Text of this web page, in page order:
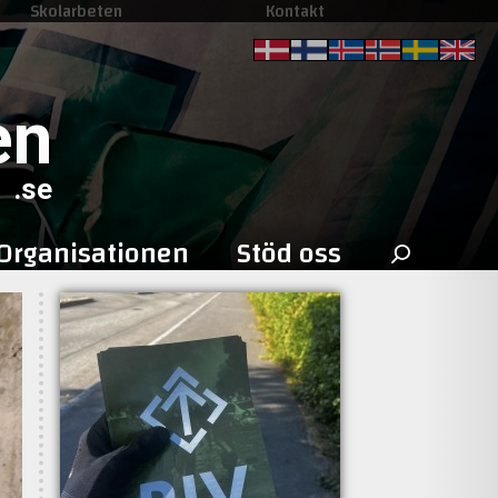
Skolarbeten Kontakt
.se
Stöd oss Sök
efter: